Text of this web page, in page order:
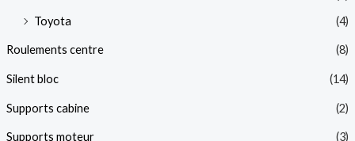
Toyota
(4)
Roulements centre (8)
Silent bloc (14)
Supports cabine (2)
Supports moteur (3)